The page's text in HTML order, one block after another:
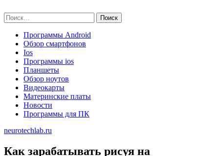
to
content
Найти:
Программы Android
Обзор смартфонов
Ios
Программы ios
Планшеты
Обзор ноутов
Видеокарты
Материнские платы
Новости
Программы для ПК
neurotechlab.ru
Как зарабатывать рисуя на